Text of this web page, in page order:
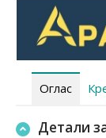
Оглас
Детали